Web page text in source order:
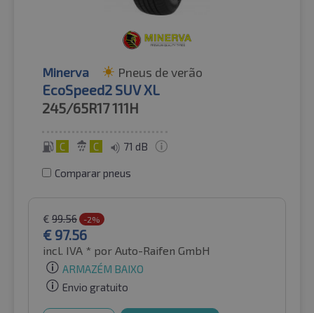
Minerva Pneus de verão
EcoSpeed2 SUV XL
245/65R17111H
C C 71 dB
Comparar pneus
€ 99.56 -2%
€ 97.56
incl. IVA * por Auto-Raifen GmbH
ARMAZÉM BAIXO
Envio gratuito